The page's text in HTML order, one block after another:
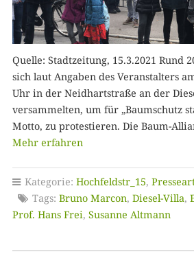
Quelle: Stadtzeitung, 15.3.2021 Rund
sich laut Angaben des Veranstalters
Uhr in der Neidhartstraße an der
versammelten, um für „Baumschutz
Motto, zu protestieren. Die Baum-
Mehr erfahren
Kategorie: Hochfeldstr_15,
Tags: Bruno Marcon, Diesel-Villa,
Prof. Hans Frei, Susanne Altmann